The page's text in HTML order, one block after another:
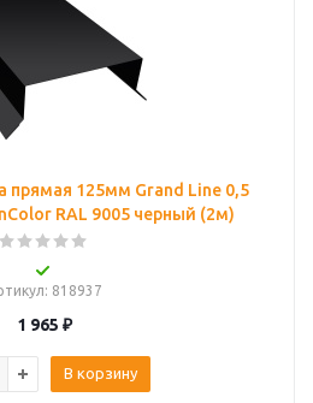
прямая 125мм Grand Line 0,5
RAL 9005 черный (2м)
: 818937
1 965 ₽
В корзину